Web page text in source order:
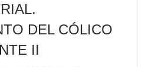
DEL CÓLICO
II